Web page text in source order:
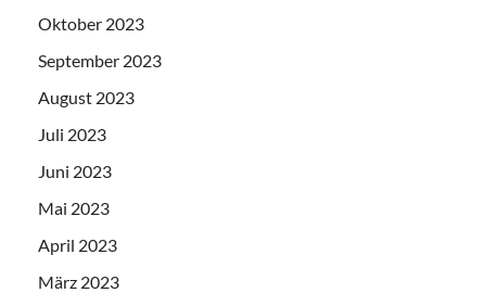
Oktober 2023
September 2023
August 2023
Juli 2023
Juni 2023
Mai 2023
April 2023
März 2023